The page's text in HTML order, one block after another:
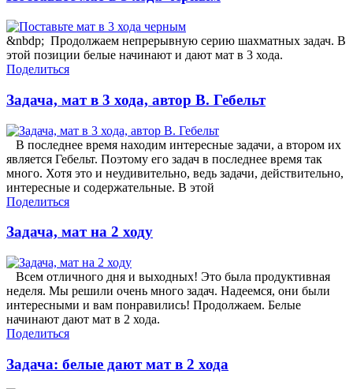
&nbdp; Продолжаем непрерывную серию шахматных задач. В
этой позиции белые начинают и дают мат в 3 хода.
Поделиться
Задача, мат в 3 хода, автор В. Гебельт
В последнее время находим интересные задачи, а втором их
является Гебельт. Поэтому его задач в последнее время так
много. Хотя это и неудивительно, ведь задачи, действительно,
интересные и содержательные. В этой
Поделиться
Задача, мат на 2 ходу
Всем отличного дня и выходных! Это была продуктивная
неделя. Мы решили очень много задач. Надеемся, они были
интересными и вам понравились! Продолжаем. Белые
начинают дают мат в 2 хода.
Поделиться
Задача: белые дают мат в 2 хода